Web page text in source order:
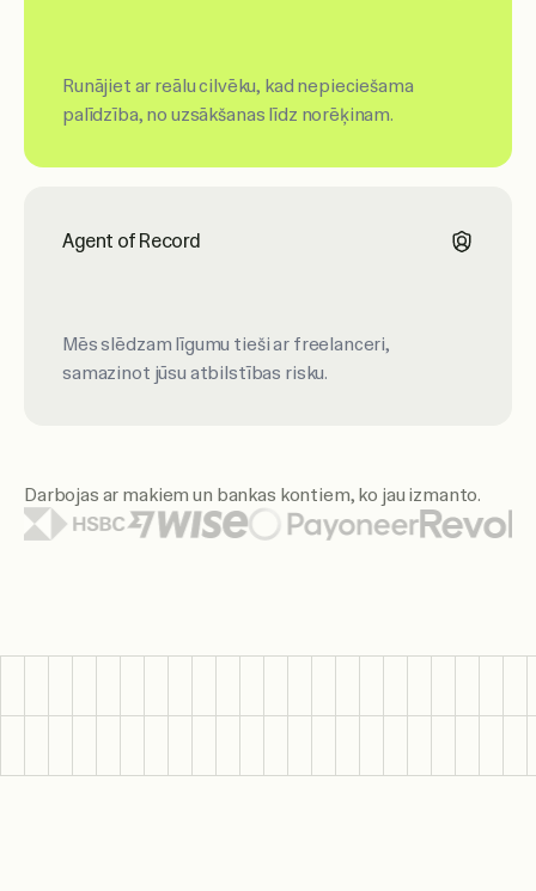
Runājiet ar reālu cilvēku, kad nepieciešama
palīdzība, no uzsākšanas līdz norēķinam.
Agent of Record
Mēs slēdzam līgumu tieši ar freelanceri,
samazinot jūsu atbilstības risku.
Darbojas ar makiem un bankas kontiem, ko jau izmanto.